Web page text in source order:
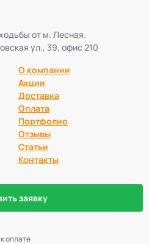
от м. Лесная.
ул., 39, офис 210
О компании
Акции
Доставка
Оплата
Портфолио
Отзывы
Статьи
Контакты
заявку
оплате